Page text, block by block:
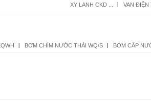
XY LANH CKD ... VAN ĐIỆN
BƠM CHÌM NƯỚC THẢI WQ/S BƠM CẤP